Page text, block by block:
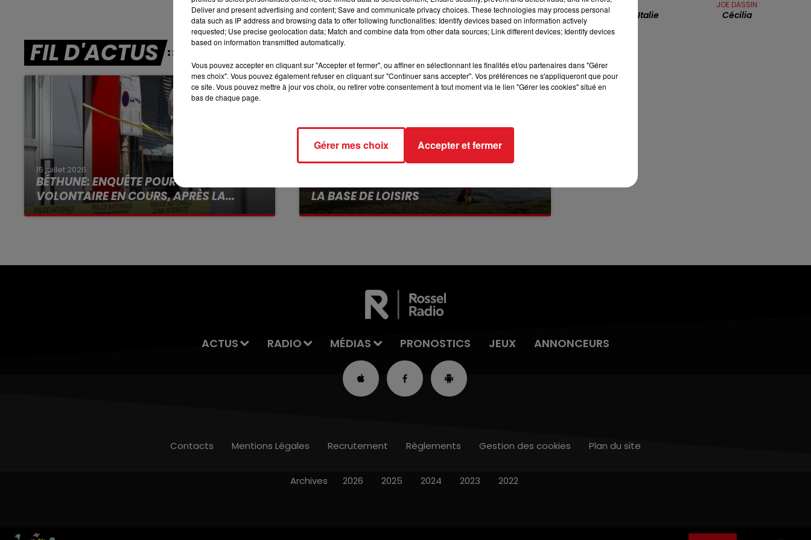
DEBOUT C'EST L'HEURE
12h00 - 13h00
RDL & VOUS
13h00 - 16h00
LES APRÈS-MIDI QUI CHANTENT
FIL D'ACTUS
15 juillet 2026
BÉTHUNE: ENQUÊTE POUR HOMICIDE
VOLONTAIRE EN COURS, APRÈS LA...
Selon les premiers éléments, le logement
LA BASE DE LOISIRS
La victime a coulé à pic
Voyage En Italie
JOE DASSIN
Cécilia
ACTUS RADIO MÉDIAS PRONOSTICS JEUX ANNONCEURS
Contacts Mentions Légales Recrutement Règlements Gestion des cookies Plan du site
Archives 2026 2025 2024 2023 2022
Deliver and present advertising and content; Save and communicate privacy choices. These technologies may process personal
data such as IP address and browsing data to offer following functionalities: Identify devices based on information actively
requested; Use precise geolocation data; Match and combine data from other data sources; Link different devices; Identify devices
based on information transmitted automatically.
Vous pouvez accepter en cliquant sur "Accepter et fermer", ou affiner en sélectionnant les finalités et/ou partenaires dans "Gérer
mes choix". Vous pouvez également refuser en cliquant sur "Continuer sans accepter". Vos préférences ne s'appliqueront que pour
ce site. Vous pouvez mettre à jour vos choix, ou retirer votre consentement à tout moment via le lien "Gérer les cookies" situé en
bas de chaque page.
Gérer mes choix Accepter et fermer